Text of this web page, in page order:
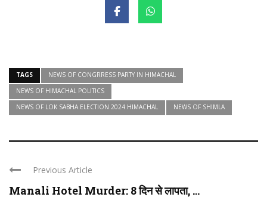
TAGS
NEWS OF CONGRRESS PARTY IN HIMACHAL
NEWS OF HIMACHAL POLITICS
NEWS OF LOK SABHA ELECTION 2024 HIMACHAL
NEWS OF SHIMLA
Previous Article
Manali Hotel Murder: 8 दिन से लापता, ...